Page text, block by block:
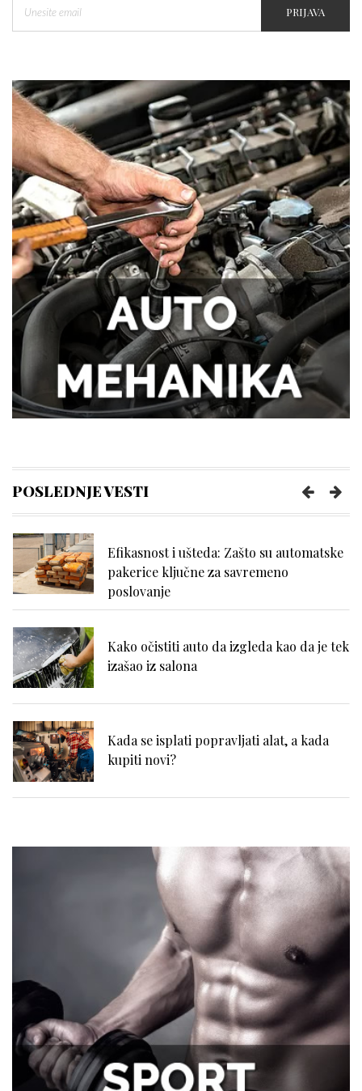
PRIJAVA
POSLEDNJE VESTI
Tegobe sa sinusima koje muškarci
najčešće trpe bez odlaska kod lekara
Kako kancelarija postaje mesto
efikasnosti i mentalne jasnoće?
Efikasnost i ušteda: Zašto su automatske
pakerice ključne za savremeno
poslovanje
Kako očistiti auto da izgleda kao da je tek
izašao iz salona
Kada se isplati popravljati alat, a kada
kupiti novi?
potcenjuju?
Zdravlje zuba i samopouzdanje: Zašto je
osmeh ključan za svakog muškarca
Tegobe sa sinusima koje muškarci
najčešće trpe bez odlaska kod lekara